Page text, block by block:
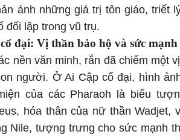
ánh những giá trị tôn giáo, triết
đối lập trong vũ trụ.
đại: Vị thần bảo hộ và sức
nền văn minh, rắn đã chiếm một
người. Ở Ai Cập cổ đại, hình
của các Pharaoh là biểu
hóa thân của nữ thần Wadjet,
Nile, tượng trưng cho sức mạnh